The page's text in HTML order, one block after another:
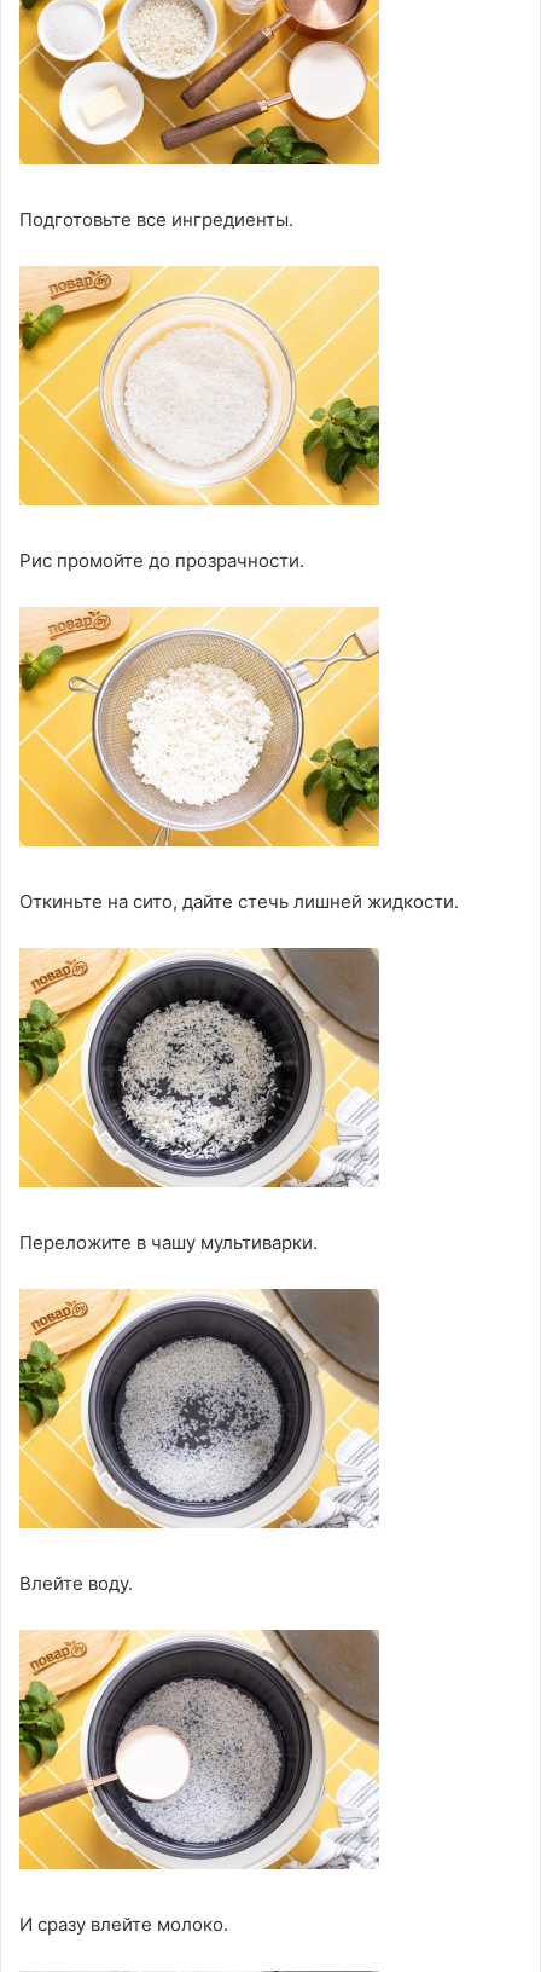
Подготовьте все ингредиенты.
Рис промойте до прозрачности.
Откиньте на сито, дайте стечь лишней жидкости.
Переложите в чашу мультиварки.
Влейте воду.
И сразу влейте молоко.